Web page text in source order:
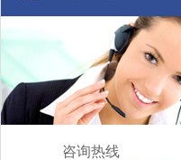
咨询热线